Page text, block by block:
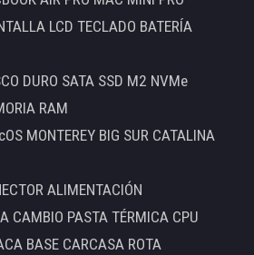
LCD TECLADO BATERÍA
DURO SATA SSD M2 NVMe
RAM
MONTEREY BIG SUR CATALINA
ALIMENTACIÓN
CAMBIO PASTA TÉRMICA CPU
BASE CARCASA ROTA